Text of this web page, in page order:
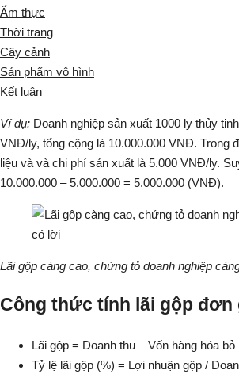
Ẩm thực
Thời trang
Cây cảnh
Sản phẩm vô hình
Kết luận
Ví dụ: Doanh nghiệp sản xuất 1000 ly thủy
VNĐ/ly, tổng cộng là 10.000.000 VNĐ. Trong
liệu và và chi phí sản xuất là 5.000 VNĐ/ly.
10.000.000 – 5.000.000 = 5.000.000 (VNĐ).
Lãi gộp càng cao, chứng tỏ doanh nghiệp
Công thức tính lãi gộp đơn
Lãi gộp = Doanh thu – Vốn hàng hóa bỏ
Tỷ lệ lãi gộp (%) = Lợi nhuận gộp /